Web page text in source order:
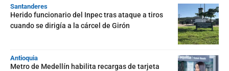
Santanderes
Herido funcionario del Inpec tras ataque a tiros
cuando se dirigía a la cárcel de Girón
Antioquia
Metro de Medellín habilita recargas de tarjeta